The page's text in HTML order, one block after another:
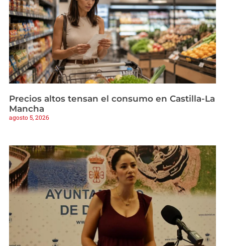
Precios altos tensan el consumo en Castilla-La
Mancha
agosto 5, 2026